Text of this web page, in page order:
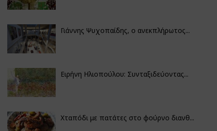
Γιάννης Ψυχοπαίδης, ο ανεκπλήρωτος...
Ειρήνη Ηλιοπούλου: Συνταξιδεύοντας...
Χταπόδι με πατάτες στο φούρνο διανθ...